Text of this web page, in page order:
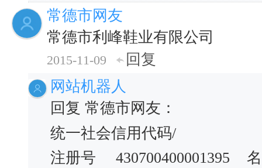
常德市网友
常德市利峰鞋业有限公司
2015-11-09
回复
网站机器人
回复 常德市网友：
统一社会信用代码/
注册号
430700400001395